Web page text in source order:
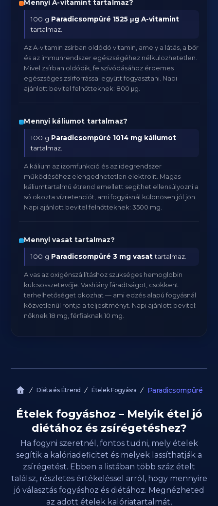
Mennyi A-vitamint tartalmaz?
100 g Paradicsompüré 1525 μg A-vitamint
tartalmaz.
Az A-vitamin zsírban oldódó vitamin, amely a látás, a bőr
és az immunrendszer egészségéhez nélkülözhetetlen.
Mivel zsírban oldódik, felszívódásához érdemes
egészséges zsírforrással együtt fogyasztani. Napi
ajánlott bevitel felnőtteknek: 800 μg.
Mennyi káliumot tartalmaz?
100 g Paradicsompüré 1014 mg káliumot
tartalmaz.
A kálium az izomfunkció és az idegrendszer
működéséhez elengedhetetlen elektrolit. Magas
káliumtartalmú étrend emellett segíthet ellensúlyozni a
só okozta vízretenciót, ami fogyásnál különösen jól jön.
Napi ajánlott bevitel felnőtteknek: 3500 mg.
Mennyi vasat tartalmaz?
100 g Paradicsompüré 3 mg vasattartalmaz.
A vas az oxigénszállításhoz szükséges hemoglobin
kulcsösszetevője. Vashiány fáradtságot, csökkent
terhelhetőséget okozhat — ami edzés alapú fogyásnál
közvetlenül rontja a teljesítményt. Napi ajánlott bevitel:
nőknek 18 mg, férfiaknak 10 mg.
Diéta és Étrend Ételek Fogyásra Paradicsompüré
Ételek fogyáshoz – Melyik étel jó
diétához és zsírégetéshez?
Ha fogyni szeretnél, fontos tudni, mely ételek
segítik a kalóriadeficitet és melyek lassíthatják a
zsírégetést. Ebben a listában több száz ételt
találsz, részletes értékeléssel arról, hogy mennyire
jó választás fogyáshoz és diétához. Megnézheted
az adott ételek kalóriatartalmát,